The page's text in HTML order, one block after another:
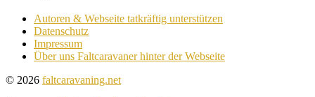
Autoren & Webseite tatkräftig unterstützen
Datenschutz
Impressum
Über uns Faltcaravaner hinter der Webseite
© 2026 faltcaravaning.net